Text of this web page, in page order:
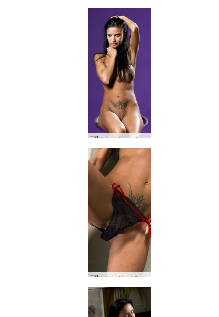
Helena Karel lila dis #47
Helena Karel Paris Hilton från Frankrike #46